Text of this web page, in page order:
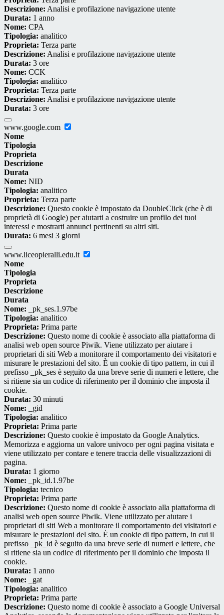
Descrizione: Analisi e profilazione navigazione utente
Durata: 1 anno
Nome: CPA
Tipologia: analitico
Proprieta: Terza parte
Descrizione: Analisi e profilazione navigazione utente
Durata: 3 ore
Nome: CCK
Tipologia: analitico
Proprieta: Terza parte
Descrizione: Analisi e profilazione navigazione utente
Durata: 3 ore
www.google.com
Nome
Tipologia
Proprieta
Descrizione
Durata
Nome: NID
Tipologia: analitico
Proprieta: Terza parte
Descrizione: Questo cookie è impostato da DoubleClick (che è di
proprietà di Google) per aiutarti a costruire un profilo dei tuoi
interessi e mostrarti annunci pertinenti su altri siti.
Durata: 6 mesi 3 giorni
www.liceopieralli.edu.it
Nome
Tipologia
Proprieta
Descrizione
Durata
Nome: _pk_ses.1.97be
Tipologia: analitico
Proprieta: Prima parte
Descrizione: Questo nome di cookie è associato alla piattaforma di
analisi web open source Piwik. Viene utilizzato per aiutare i
proprietari di siti Web a monitorare il comportamento dei visitatori e
misurare le prestazioni del sito. È un cookie di tipo pattern, in cui il
prefisso _pk_ses è seguito da una breve serie di numeri e lettere, che
si ritiene sia un codice di riferimento per il dominio che imposta il
cookie.
Durata: 30 minuti
Nome: _gid
Tipologia: analitico
Proprieta: Prima parte
Descrizione: Questo cookie è impostato da Google Analytics.
Memorizza e aggiorna un valore univoco per ogni pagina visitata e
viene utilizzato per contare e tenere traccia delle visualizzazioni di
pagina.
Durata: 1 giorno
Nome: _pk_id.1.97be
Tipologia: tecnico
Proprieta: Prima parte
Descrizione: Questo nome di cookie è associato alla piattaforma di
analisi web open source Piwik. Viene utilizzato per aiutare i
proprietari di siti Web a monitorare il comportamento dei visitatori e
misurare le prestazioni del sito. È un cookie di tipo pattern, in cui il
prefisso _pk_id è seguito da una breve serie di numeri e lettere, che
si ritiene sia un codice di riferimento per il dominio che imposta il
cookie.
Durata: 1 anno
Nome: _gat
Tipologia: analitico
Proprieta: Prima parte
Descrizione: Questo nome di cookie è associato a Google Universal